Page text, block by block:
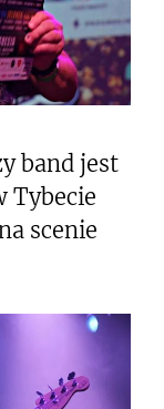
band jest
Tybecie
scenie